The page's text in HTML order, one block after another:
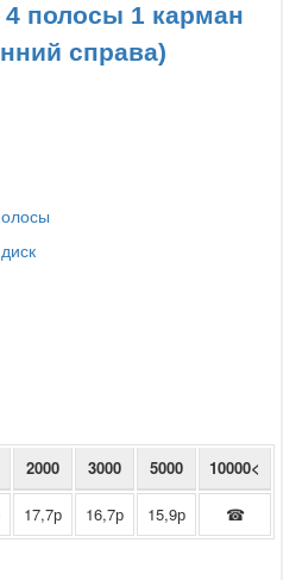
4 полосы 1 карман
справа)
2000 3000 5000 10000<
17,7р 16,7р 15,9р ☎